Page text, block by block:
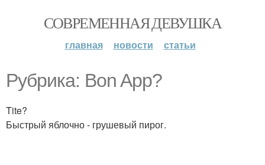
СОВРЕМЕННАЯ ДЕВУШКА
главная новости статьи
Рубрика: Bon App?
Tite?
Быстрый яблочно - грушевый пирог.